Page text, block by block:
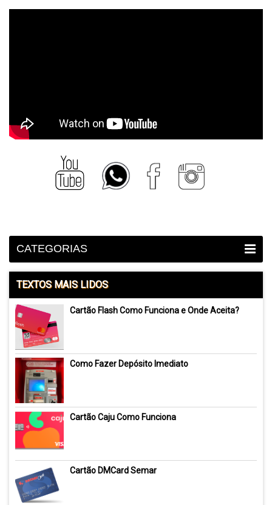
CATEGORIAS
TEXTOS MAIS LIDOS
Cartão Flash Como Funciona e Onde Aceita?
Como Fazer Depósito Imediato
Cartão Caju Como Funciona
Cartão DMCard Semar